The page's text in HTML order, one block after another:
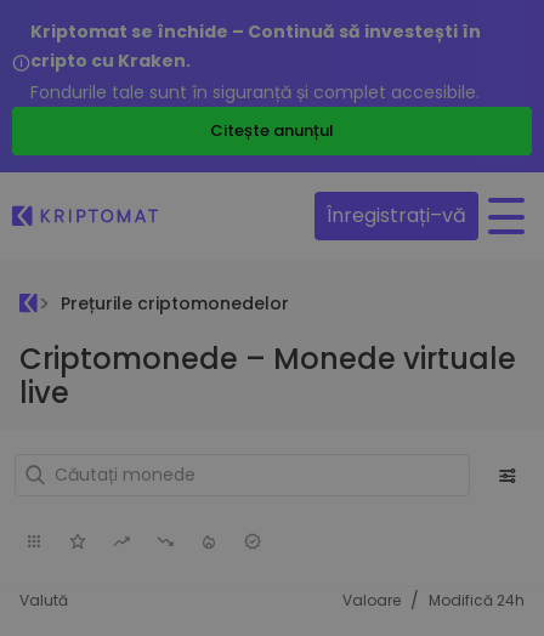
Kriptomat se închide – Continuă să investești în
cripto cu Kraken.
Fondurile tale sunt în siguranță și complet accesibile.
Citește anunțul
Înregistrați–vă
Prețurile criptomonedelor
Criptomonede – Monede virtuale
live
Valută Valoare / Modifică 24h